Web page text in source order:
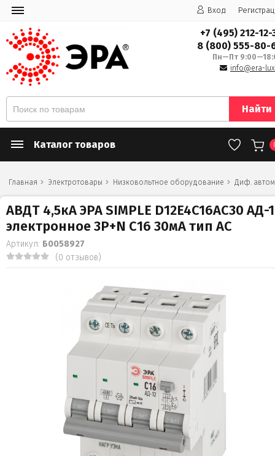
Вход
+7 (495) 212-12-
8 (800) 555-80-
Пн—Пт
info@era-
Найти
Каталог товаров
Главная Электротовары Низковольтное оборудование Диф.
АВДТ 4,5кА ЭРА SIMPLE D12E4C16AC30 АД-
электронное 3P+N С16 30мА тип АС
Артикул: Б0058927
(0 отзывов)